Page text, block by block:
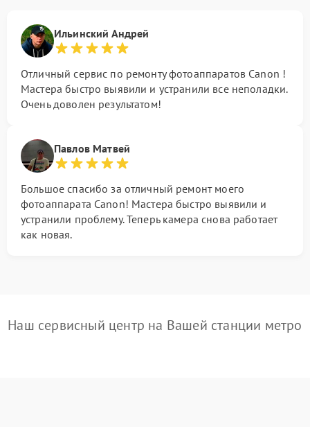
Ильинский Андрей
Отличный сервис по ремонту фотоаппаратов Canon !
Мастера быстро выявили и устранили все неполадки.
Очень доволен результатом!
Павлов Матвей
Большое спасибо за отличный ремонт моего
фотоаппарата Canon! Мастера быстро выявили и
устранили проблему. Теперь камера снова работает
как новая.
Наш сервисный центр на Вашей станции метро